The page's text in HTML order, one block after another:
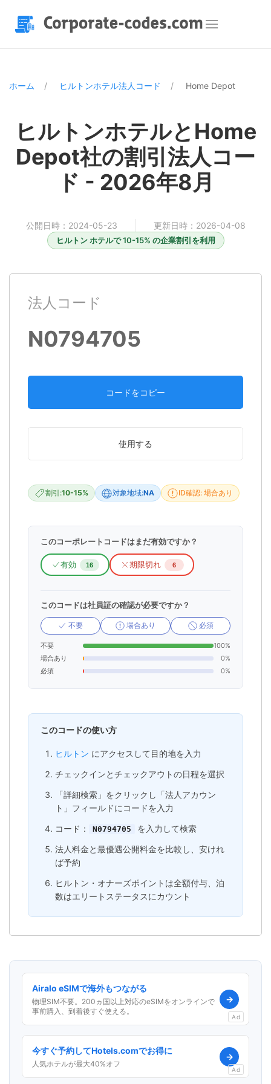
ホーム ヒルトンホテル法人コード Home Depot
ヒルトンホテルとHome
Depot社の割引法人コー
ド - 2026年8月
公開日時：2024-05-23 更新日時：2026-04-08
ヒルトン ホテルで 10-15% の企業割引を利用
法人コード
N0794705
コードをコピー
使用する
割引:10-15% 対象地域:NA ID確認: 場合あり
このコーポレートコードはまだ有効ですか？
有効 16 期限切れ 6
このコードは社員証の確認が必要ですか？
不要 場合あり 必須
不要
100%
場合あり
0%
必須
0%
このコードの使い方
ヒルトン にアクセスして目的地を入力
チェックインとチェックアウトの日程を選択
「詳細検索」をクリックし「法人アカウン
ト」フィールドにコードを入力
コード：
N0794705
を入力して検索
法人料金と最優遇公開料金を比較し、安けれ
ば予約
ヒルトン・オナーズポイントは全額付与、泊
数はエリートステータスにカウント
Airalo eSIMで海外もつながる
物理SIM不要。200ヵ国以上対応のeSIMをオンラインで
事前購入、到着後すぐ使える。
→
Ad
今すぐ予約してHotels.comでお得に
人気ホテルが最大40%オフ
→
Ad